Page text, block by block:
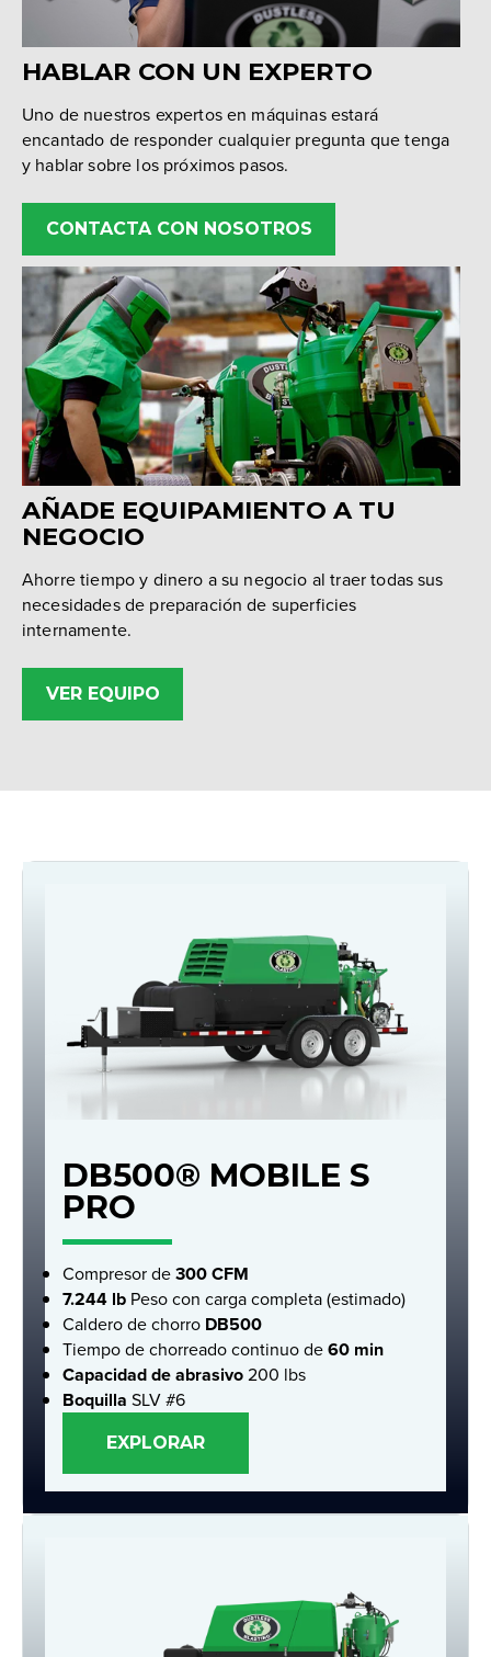
HABLAR CON UN EXPERTO
Uno de nuestros expertos en máquinas estará
encantado de responder cualquier pregunta que tenga
y hablar sobre los próximos pasos.
CONTACTA CON NOSOTROS
AÑADE EQUIPAMIENTO A TU
NEGOCIO
Ahorre tiempo y dinero a su negocio al traer todas sus
necesidades de preparación de superficies
internamente.
VER EQUIPO
DB500® MOBILE S
PRO
Compresor de300 CFM
7.244 lb Peso con carga completa (estimado)
Caldero de chorro DB500
Tiempo de chorreado continuo de60 min
Capacidad de abrasivo200 lbs
Boquilla SLV #6
EXPLORAR